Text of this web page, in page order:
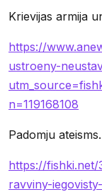
Krievijas armija
https://
ustroeny-
n=119168108
Padomju ateisms.
https://fishki.net/
ravviny-